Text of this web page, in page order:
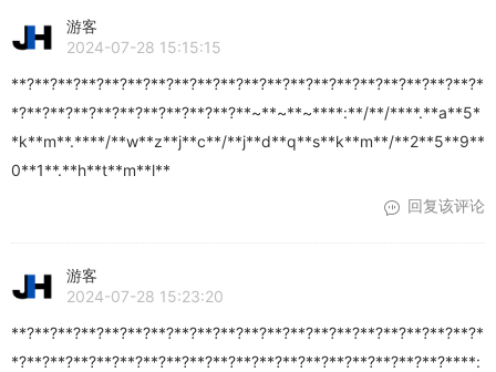
游客
2024-07-28 15:15:15
**?**?**?**?**?**?**?**?**?**?**?**?**?**?**?**?**?**?**?**?*
*?**?**?**?**?**?**?**?**?**?**~**~**~****:**/**/****.**a**5*
*k**m**.****/**w**z**j**c**/**j**d**q**s**k**m**/**2**5**9**
0**1**.**h**t**m**l**
回复该评论
游客
2024-07-28 15:23:20
**?**?**?**?**?**?**?**?**?**?**?**?**?**?**?**?**?**?**?**?*
*?**?**?**?**?**?**?**?**?**?**?**?**?**?**?**?**?**?**?****: